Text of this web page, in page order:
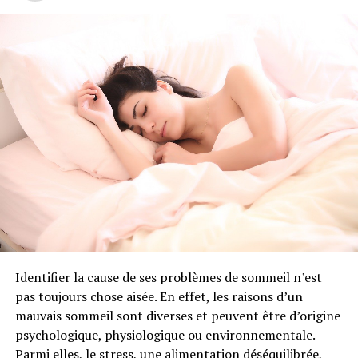
Ravintsara indication : dans quelles
circonstances utiliser cette huile
essentielle ?
Comme pour beaucoup d’huiles essentielles, l’essence de
ravintsara possède de nombreux atouts et peut être
utilisée pour vous aider dans différents domaines.
L’huile essentielle de ravintsara et les
affections respiratoires
Le ravintsara est reconnu pour ses qualités anti-
infectieuses, antivirales et tonifiantes. L’huile essentielle
de ravintsara est ainsi le plus souvent indiquée pour
aider à soulager les affections respiratoires telles que la
grippe, la bronchite ou les rhinopharyngites. Considéré
Identifier la cause de ses problèmes de sommeil n’est
pas toujours chose aisée. En effet, les raisons d’un
mauvais sommeil sont diverses et peuvent être d’origine
psychologique, physiologique ou environnementale.
Parmi elles, le stress, une alimentation déséquilibrée,